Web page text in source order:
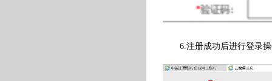
6.注册成功后进行登录操